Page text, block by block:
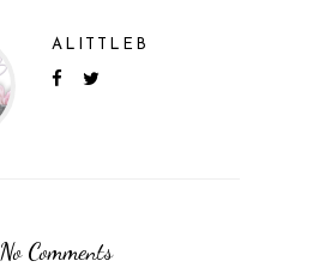
ALITTLEB
No Comments